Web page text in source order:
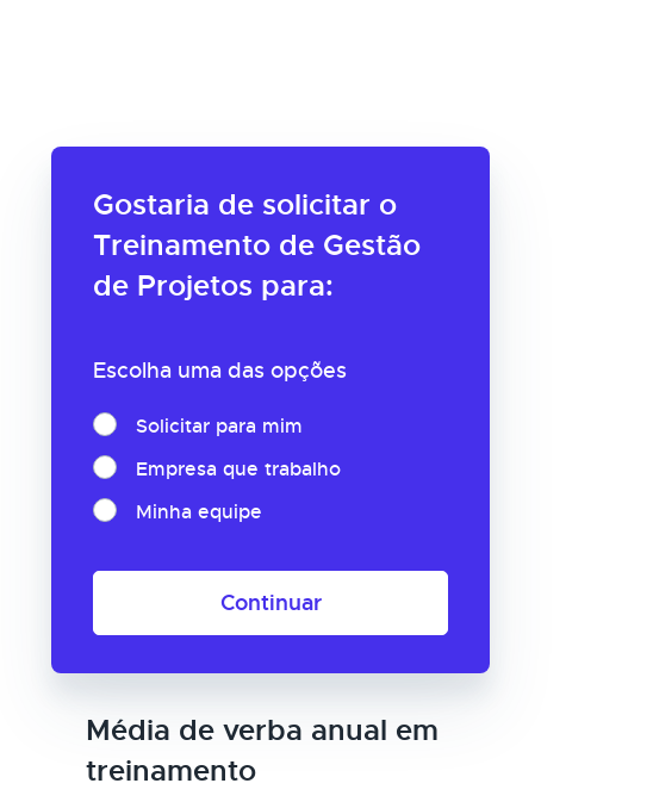
Gostaria de solicitar o
Treinamento de Gestão
de Projetos para:
Escolha uma das opções
Solicitar para mim
Empresa que trabalho
Minha equipe
Continuar
Média de verba anual em
treinamento